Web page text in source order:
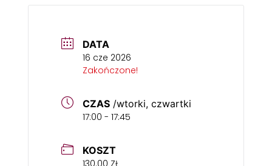
DATA
16 cze 2026
Zakończone!
CZAS /wtorki, czwartki
17:00 - 17:45
KOSZT
130.00 ZŁ